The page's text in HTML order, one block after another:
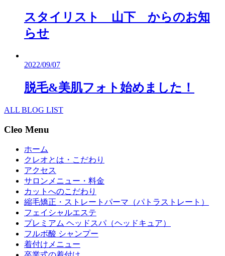
スタイリスト 山下 からのお知
らせ
2022/09/07
脱毛&美肌フォト始めました！
ALL BLOG LIST
Cleo Menu
ホーム
クレオとは・こだわり
アクセス
サロンメニュー・料金
カットへのこだわり
縮毛矯正・ストレートパーマ（パトラストレート）
フェイシャルエステ
プレミアム ヘッドスパ（ヘッドキュア）
フルボ酸 シャンプー
着付けメニュー